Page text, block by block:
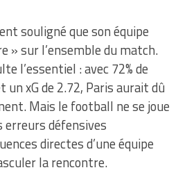
souligné que son équipe
» sur l’ensemble du match.
l’essentiel : avec 72% de
xG de 2.72, Paris aurait dû
Mais le football ne se joue
erreurs défensives
directes d’une équipe
la rencontre.